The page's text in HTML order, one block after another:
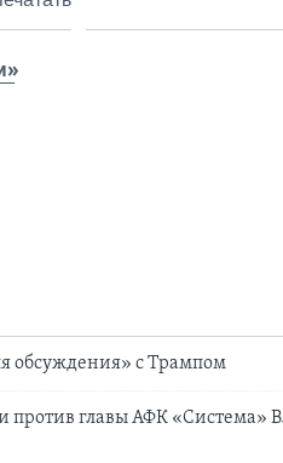
обсуждения» с Трампом
против главы АФК «Система»